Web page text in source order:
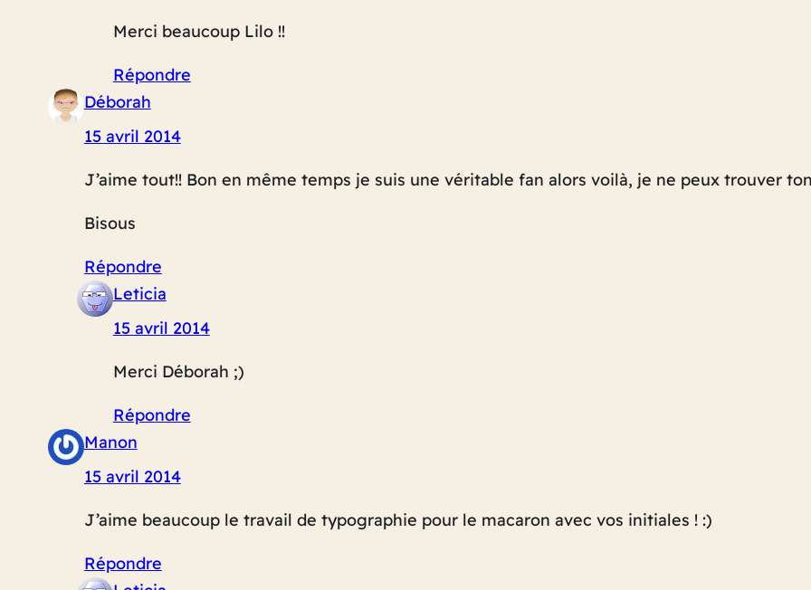
Merci beaucoup Lilo !!
Répondre
Déborah
15 avril 2014
J’aime tout!! Bon en même temps je suis une véritable fan alors voilà, je ne peux trouver
Bisous
Répondre
Leticia
15 avril 2014
Merci Déborah ;)
Répondre
Manon
15 avril 2014
J’aime beaucoup le travail de typographie pour le macaron avec vos initiales ! :)
Répondre